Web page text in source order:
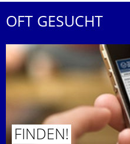
OFT GESUCHT
FINDEN!